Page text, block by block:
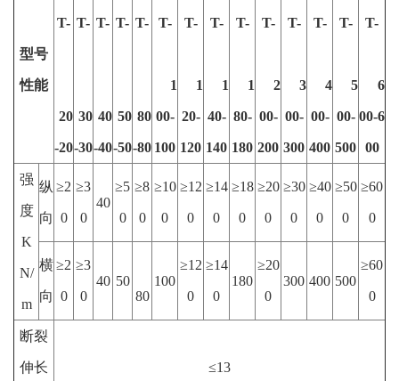
型号
性能
T-
20
-20
T-
30
-30
T-
40
-40
T-
50
-50
T-
80
-80
T-
1
00-
100
T-
1
20-
120
T-
1
40-
140
T-
1
80-
180
T-
2
00-
200
T-
3
00-
300
T-
4
00-
400
T-
5
00-
500
T-
6
00-6
00
强
度
K
N/
m
纵
向
≥2
0
≥3
0
40
≥5
0
≥8
0
≥10
0
≥12
0
≥14
0
≥18
0
≥20
0
≥30
0
≥40
0
≥50
0
≥60
0
横
向
≥2
0
≥3
0
40 50
80
100
≥12
0
≥14
0
180
≥20
0
300 400 500
≥60
0
断裂
伸长 ≤13